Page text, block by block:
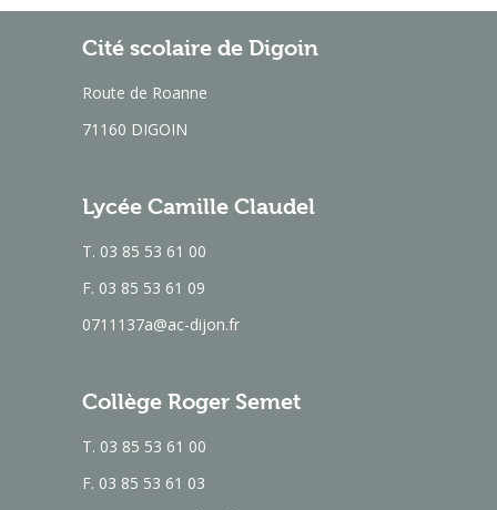
Cité scolaire de Digoin
Route de Roanne
71160 DIGOIN
Lycée Camille Claudel
T. 03 85 53 61 00
F. 03 85 53 61 09
0711137a@ac-dijon.fr
Collège Roger Semet
T. 03 85 53 61 00
F. 03 85 53 61 03